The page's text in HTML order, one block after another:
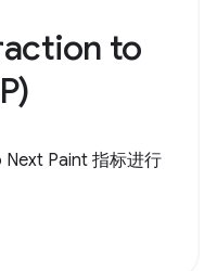
to
Paint 指标进行